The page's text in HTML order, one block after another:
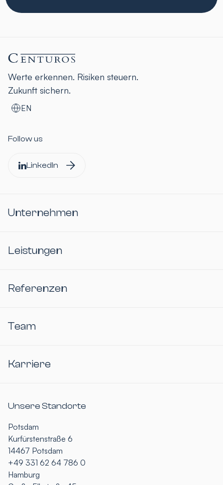
Werte erkennen. Risiken steuern.
Zukunft sichern.
EN
Follow us
LinkedIn
Unternehmen
Leistungen
Referenzen
Team
Karriere
Unsere Standorte
Potsdam
Kurfürstenstraße 6
14467 Potsdam
+49 331 62 64 786 0
Hamburg